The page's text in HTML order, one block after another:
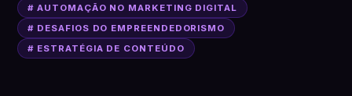
# AUTOMAÇÃO NO MARKETING DIGITAL
# DESAFIOS DO EMPREENDEDORISMO
# ESTRATÉGIA DE CONTEÚDO